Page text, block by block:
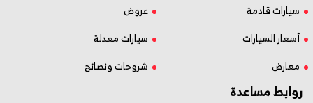
سيارات قادمة
عروض
أسعار السيارات
سيارات معدلة
معارض
شروحات ونصائح
روابط مساعدة